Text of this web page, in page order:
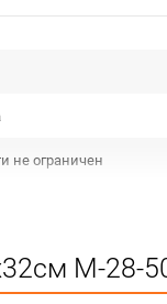
не ограничен
M-28-